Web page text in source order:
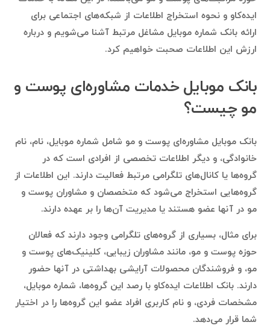
ایده‌کاو و نحوه استخراج اطلاعات از شبکه‌های اجتماعی برای
ارائه بانک شماره موبایل مشاغل مرتبط آشنا می‌شویم و درباره
ارزش این اطلاعات صحبت خواهیم کرد.
بانک موبایل خدمات مشاوره‌ای پوست و
مو چیست؟
بانک موبایل مشاوره‌ای پوست و مو شامل شماره موبایل، نام، نام
خانوادگی، و دیگر اطلاعات تخصصی از افرادی است که در
گروه‌ها یا کانال‌های تلگرامی مرتبط فعالیت دارند. این اطلاعات از
گروه‌هایی استخراج می‌شود که متخصصان و مشاوران پوست و
مو در آنها عضو هستند یا مدیریت آن‌ها را بر عهده دارند.
برای مثال، بسیاری از گروه‌های تلگرامی وجود دارند که فعالان
حوزه پوست و مو، مانند مشاوران زیبایی، کلینیک‌های پوست و
مو، و فروشندگان محصولات آرایشی بهداشتی در آنها حضور
دارند. بانک اطلاعات ایده‌کاو با رصد این گروه‌ها، شماره موبایل،
مشخصات فردی، و نام کاربری افراد عضو این گروه‌ها را در اختیار
شما قرار می‌دهد.